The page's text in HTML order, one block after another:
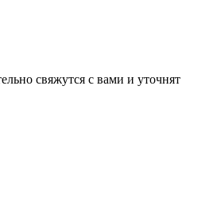
свяжутся с вами и уточнят